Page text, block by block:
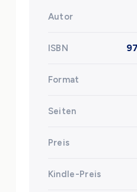
Autor
ISBN
Format
Seiten
Preis
Kindle-Preis